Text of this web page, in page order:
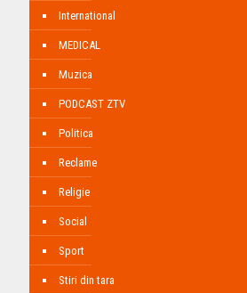
International
MEDICAL
Muzica
PODCAST ZTV
Politica
Reclame
Religie
Social
Sport
Stiri din tara